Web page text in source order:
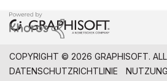
COPYRIGHT © 2026 GRAPHISOFT.
DATENSCHUTZRICHTLINIE